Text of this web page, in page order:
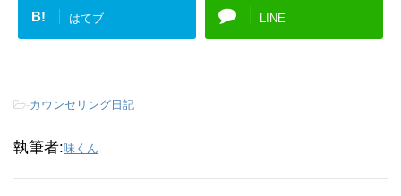
B! はてブ LINE
-カウンセリング日記
執筆者:味くん